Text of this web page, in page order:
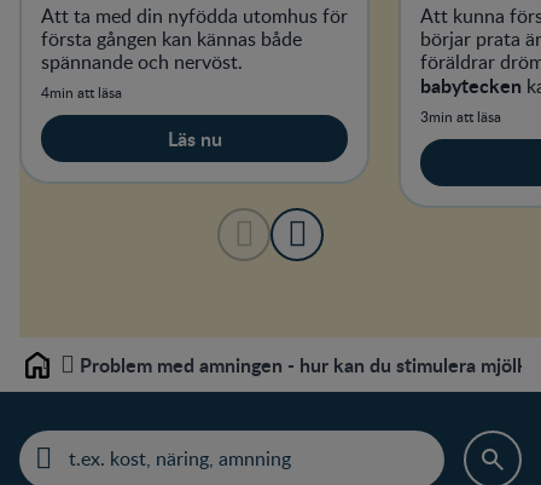
Att ta med din nyfödda utomhus för
första gången kan kännas både
spännande och nervöst.
4min att läsa
Läs nu
Att kunna
börjar prata
föräldrar
babytecken
3min att läsa
Home Problem med amningen - hur kan du stimulera